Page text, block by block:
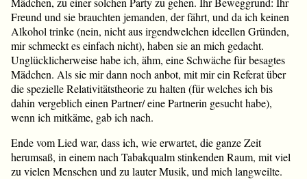
Freund und sie brauchten jemanden, der fährt, und da ich keinen
Alkohol trinke (nein, nicht aus irgendwelchen ideellen Gründen,
mir schmeckt es einfach nicht), haben sie an mich gedacht.
Unglücklicherweise habe ich, ähm, eine Schwäche für besagtes
Mädchen. Als sie mir dann noch anbot, mit mir ein Referat über
die spezielle Relativitätstheorie zu halten (für welches ich bis
dahin vergeblich einen Partner/ eine Partnerin gesucht habe),
wenn ich mitkäme, gab ich nach.
Ende vom Lied war, dass ich, wie erwartet, die ganze Zeit
herumsaß, in einem nach Tabakqualm stinkenden Raum, mit viel
zu vielen Menschen und zu lauter Musik, und mich langweilte.